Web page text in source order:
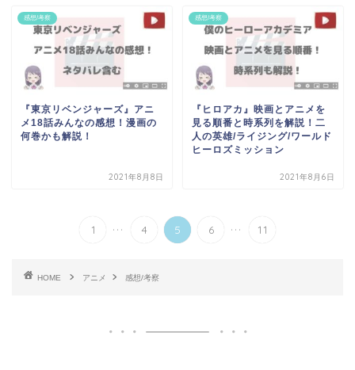
感想/考察
『東京リベンジャーズ』アニ
メ18話みんなの感想！漫画の
何巻かも解説！
2021年8月8日
感想/考察
『ヒロアカ』映画とアニメを
見る順番と時系列を解説！二
人の英雄/ライジング/ワールド
ヒーロズミッション
2021年8月6日
1 ... 4 5 6 ... 11
HOME アニメ 感想/考察